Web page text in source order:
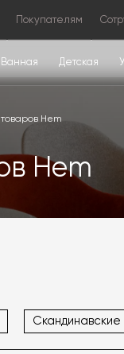
Покупателям
Ванная Детская
товаров Hem
Hem
Скандинавские